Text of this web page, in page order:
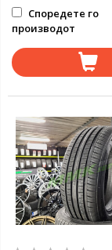
Споредете го
производот